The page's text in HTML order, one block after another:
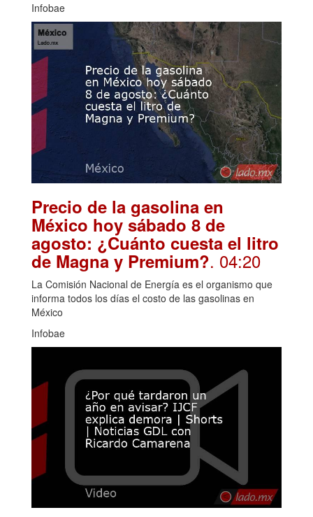
Infobae
Precio de la gasolina en
México hoy sábado 8 de
agosto: ¿Cuánto cuesta el litro
de Magna y Premium?. 04:20
La Comisión Nacional de Energía es el organismo que
informa todos los días el costo de las gasolinas en
México
Infobae